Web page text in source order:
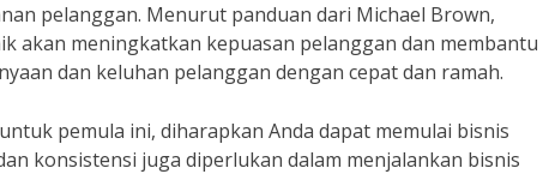
pelanggan. Menurut panduan dari Michael Brown,
akan meningkatkan kepuasan pelanggan dan membantu
dan keluhan pelanggan dengan cepat dan ramah.
pemula ini, diharapkan Anda dapat memulai bisnis
konsistensi juga diperlukan dalam menjalankan bisnis